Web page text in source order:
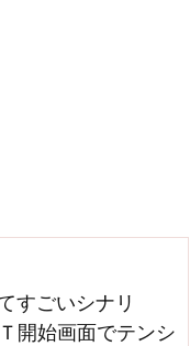
すごいシナリ
開始画面でテンシ